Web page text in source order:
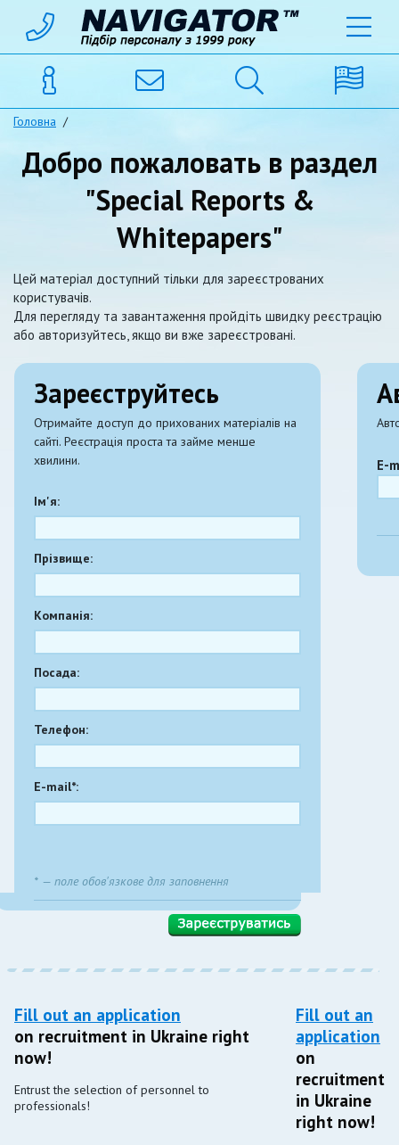
Головна /
Добро пожаловать в раздел
"Special Reports &
Whitepapers"
Цей матеріал доступний тільки для зареєстрованих
користувачів.
Для перегляду та завантаження пройдіть швидку реєстрацію
або авторизуйтесь, якщо ви вже зареєстровані.
Зареєструйтесь
Отримайте доступ до прихованих матеріалів на
сайті. Реєстрація проста та займе менше
хвилини.
Ім'я:
Прізвище:
Компанія:
Посада:
Телефон:
E-mail*:
* — поле обов'язкове для заповнення
E-
Fill out an application
on recruitment in Ukraine right
now!
Entrust the selection of personnel to
professionals!
Fill out an
application
on
recruitment
in Ukraine
right now!